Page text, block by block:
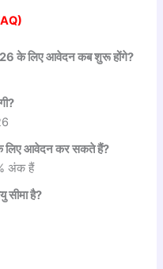
केलिएआवेदनकबशुरूहोंगे?
लिएआवेदनकरसकतेहैं?
अंक हैं
सीमाहै?